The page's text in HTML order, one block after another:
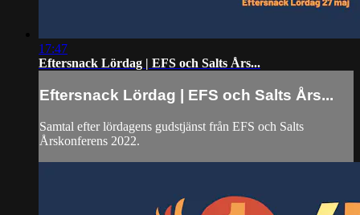
17:47
Eftersnack Lördag | EFS och Salts Års...
Eftersnack Lördag | EFS och Salts Års...
Samtal efter lördagens gudstjänst från EFS och Salts
Årskonferens 2022.